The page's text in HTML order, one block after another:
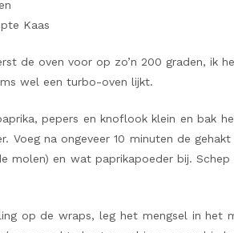
Kaas
de oven voor op zo’n 200 graden, ik
wel een turbo-oven lijkt.
pepers en knoflook klein en bak
Voeg na ongeveer 10 minuten de
molen) en wat paprikapoeder bij.
op de wraps, leg het mengsel in het